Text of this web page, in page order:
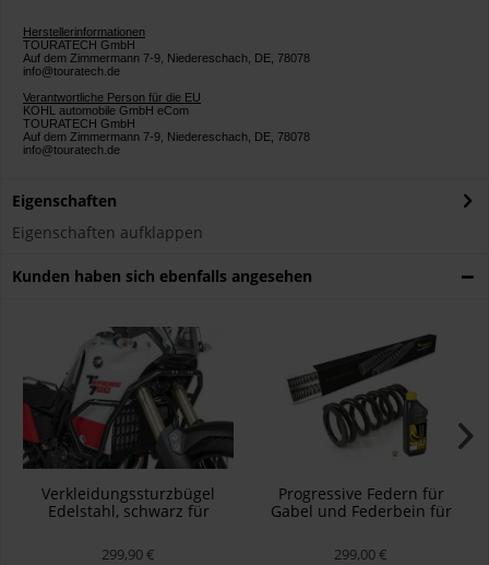
Herstellerinformationen
TOURATECH GmbH
Auf dem Zimmermann 7-9, Niedereschach, DE, 78078
info@touratech.de
Verantwortliche Person für die EU
KOHL automobile GmbH eCom
TOURATECH GmbH
Auf dem Zimmermann 7-9, Niedereschach, DE, 78078
info@touratech.de
Eigenschaften
Eigenschaften aufklappen
Kunden haben sich ebenfalls angesehen
Verkleidungssturzbügel
Edelstahl, schwarz für
299,90 €
Progressive Federn für
Gabel und Federbein für
Austauschfedern
299,00 €